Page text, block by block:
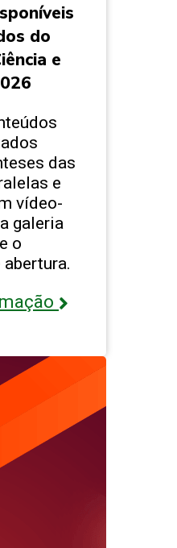
do
e
das
e
vídeo-
galeria
o